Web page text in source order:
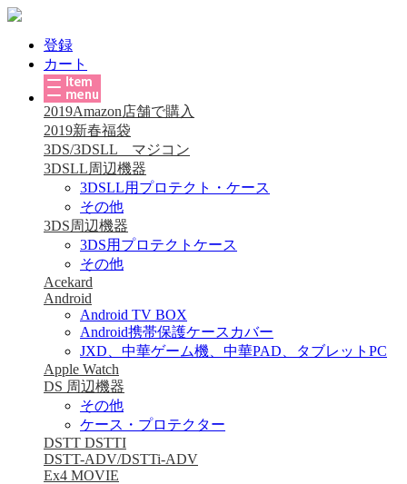
登録
カート
2019Amazon店舗で購入
2019新春福袋
3DS/3DSLL マジコン
3DSLL周辺機器
3DSLL用プロテクト・ケース
その他
3DS周辺機器
3DS用プロテクトケース
その他
Acekard
Android
Android TV BOX
Android携帯保護ケースカバー
JXD、中華ゲーム機、中華PAD、タブレットPC
Apple Watch
DS 周辺機器
その他
ケース・プロテクター
DSTT DSTTI
DSTT-ADV/DSTTi-ADV
Ex4 MOVIE